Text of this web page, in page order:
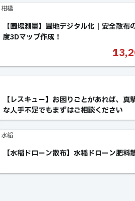
柑橘
【圃場測量】園地デジタル化｜安全散布
度3Dマップ作成！
【レスキュー】お困りごとがあれば、真
な人手不足でもまずはご相談ください
水稲
【水稲ドローン散布】水稲ドローン肥料